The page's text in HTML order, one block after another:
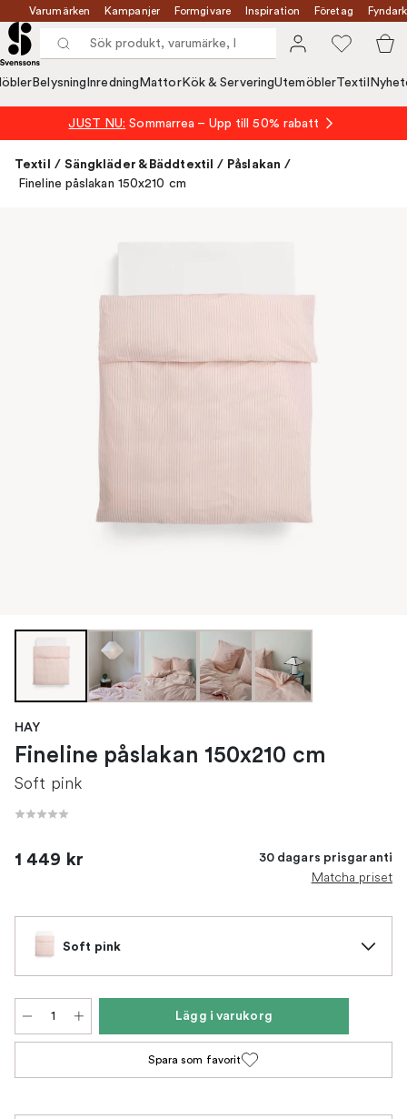
Varumärken Kampanjer Formgivare Inspiration Företag
Belysning Inredning MattorKök & ServeringUtemöblerTextil
JUST NU: Sommarrea – Upp till 50% rabatt
Textil / Sängkläder & Bäddtextil / Påslakan /
Fineline påslakan 150x210 cm
HAY
Fineline påslakan 150x210 cm
Soft pink
1 449 kr 30 dagars prisgaranti
Matcha priset
Soft pink
Lägg i varukorg
Spara som favorit